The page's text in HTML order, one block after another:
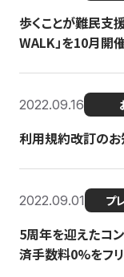
歩くことが難民支
WALK」を10月開
2022.09.16
利用規約改訂のお
2022.09.01 プ
5周年を迎えたコ
済手数料0%をフ